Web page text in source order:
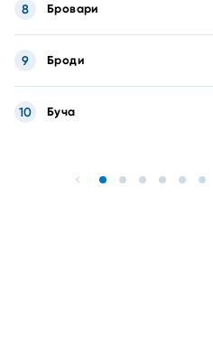
Бровари
8
Броди
9
Буча
10